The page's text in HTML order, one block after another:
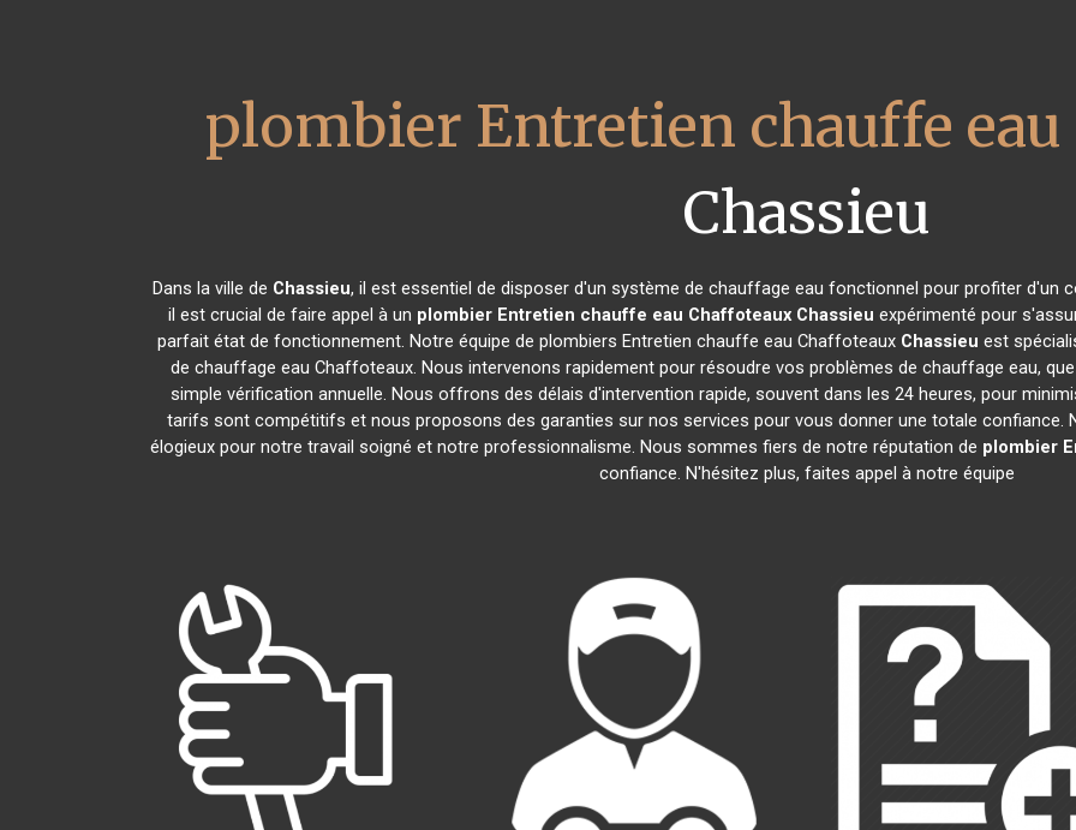
plombier Entretien chauffe
Chassieu
Dans la ville de Chassieu, il est essentiel de disposer d'un système de chauffage eau fonctionnel pour profiter d'un
il est crucial de faire appel à un plombier Entretien chauffe eau Chaffoteaux Chassieu expérimenté pour
parfait état de fonctionnement. Notre équipe de plombiers Entretien chauffe eau Chaffoteaux Chassieu est
de chauffage eau Chaffoteaux. Nous intervenons rapidement pour résoudre vos problèmes de chauffage eau,
simple vérification annuelle. Nous offrons des délais d'intervention rapide, souvent dans les 24 heures, pour
tarifs sont compétitifs et nous proposons des garanties sur nos services pour vous donner une totale
élogieux pour notre travail soigné et notre professionnalisme. Nous sommes fiers de notre réputation de plombier
confiance. N'hésitez plus, faites appel à notre équipe